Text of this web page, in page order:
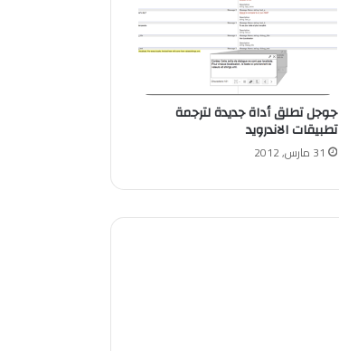
جوجل تطلق أداة جديدة لترجمة
تطبيقات الاندرويد
31 مارس, 2012